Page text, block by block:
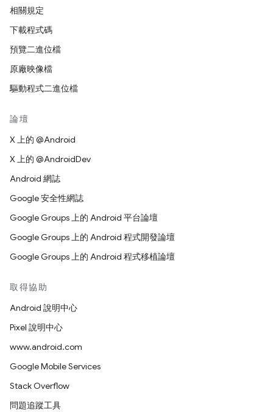
相關規定
下載程式碼
預覽二進位檔
原廠映像檔
驅動程式二進位檔
論壇
X 上的 @Android
X 上的 @AndroidDev
Android 網誌
Google 安全性網誌
Google Groups 上的 Android 平台論壇
Google Groups 上的 Android 程式開發論壇
Google Groups 上的 Android 程式移植論壇
取得協助
Android 說明中心
Pixel 說明中心
www.android.com
Google Mobile Services
Stack Overflow
問題追蹤工具